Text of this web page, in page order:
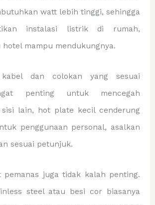
watt lebih tinggi, sehingga
instalasi listrik di rumah,
mampu mendukungnya.
kabel dan colokan yang sesuai
penting untuk mencegah
lain, hot plate kecil cenderung
penggunaan personal, asalkan
sesuai petunjuk.
pemanas juga tidak kalah penting.
steel atau besi cor biasanya